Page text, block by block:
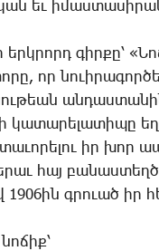
եւ
երկ­րորդ գիր­քը՝
որ
ան­դաս­տա­նին
կա­տա­րե­լա­տի­պը
իր խոր
հայ
1906ին գրո­ւած իր